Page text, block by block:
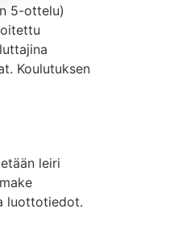
5-ottelu)
Koulutuksen
leiri
luottotiedot.